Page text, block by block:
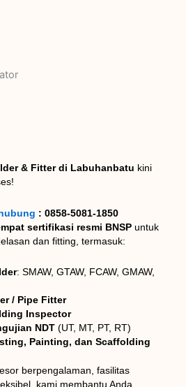
& Fitter di Labuhanbatu kini
: 0858-5081-1850
sertifikasi resmi BNSPuntuk
dan fitting, termasuk:
: SMAW, GTAW, FCAW, GMAW,
/ Pipe Fitter
Inspector
NDT(UT, MT, PT, RT)
Painting, dan Scaffolding
berpengalaman, fasilitas
kami membantu Anda